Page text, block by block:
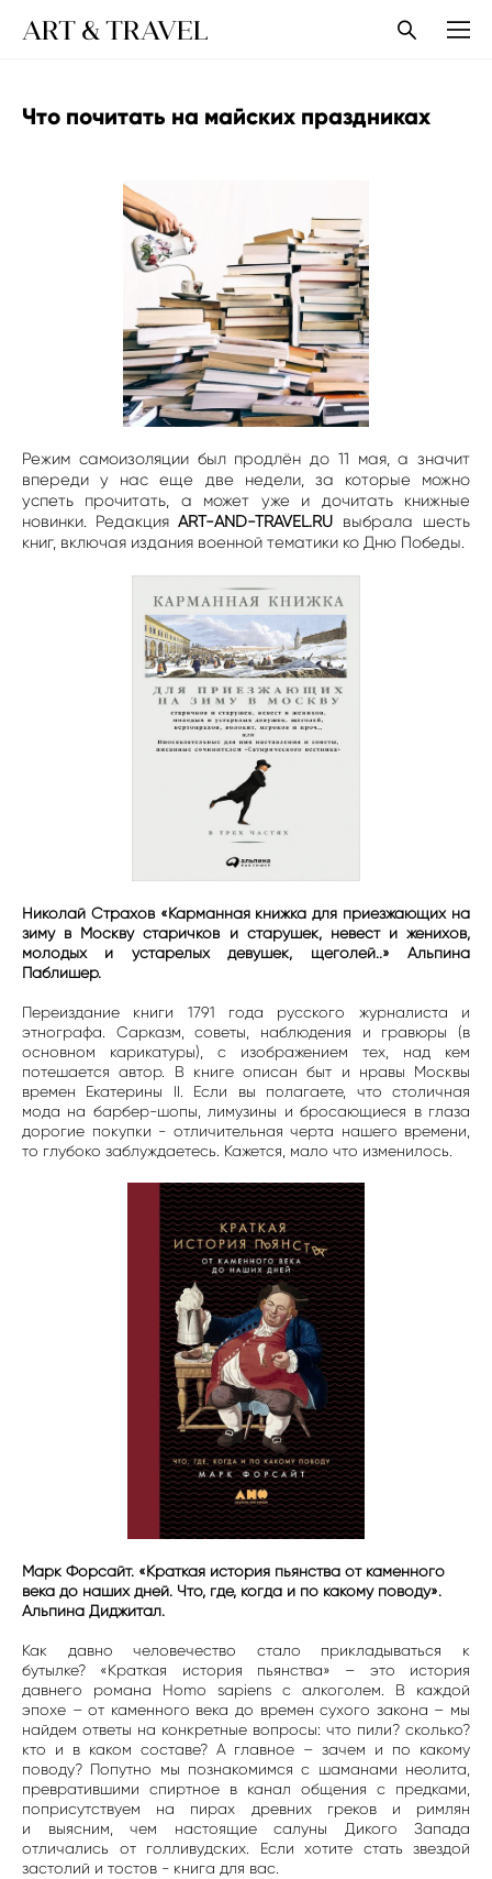
ART & TRAVEL
Что почитать на майских праздниках
Режим самоизоляции был продлён до 11 мая, а значит
впереди у нас еще две недели, за которые можно
успеть прочитать, а может уже и дочитать книжные
новинки. Редакция ART-AND-TRAVEL.RU выбрала шесть
книг, включая издания военной тематики ко Дню Победы.
Николай Страхов «Карманная книжка для приезжающих на
зиму в Москву старичков и старушек, невест и женихов,
молодых и устарелых девушек, щеголей..» Альпина
Паблишер.
Переиздание книги 1791 года русского журналиста и
этнографа. Сарказм, советы, наблюдения и гравюры (в
основном карикатуры), с изображением тех, над кем
потешается автор. В книге описан быт и нравы Москвы
времен Екатерины II. Если вы полагаете, что столичная
мода на барбер-шопы, лимузины и бросающиеся в глаза
дорогие покупки - отличительная черта нашего времени,
то глубоко заблуждаетесь. Кажется, мало что изменилось.⠀
Марк Форсайт. «Краткая история пьянства от каменного
века до наших дней. Что, где, когда и по какому поводу».⠀
Альпина Диджитал.
Как давно человечество стало прикладываться к
бутылке? «Краткая история пьянства» – это история
давнего романа Homo sapiens с алкоголем. В каждой
эпохе – от каменного века до времен сухого закона – мы
найдем ответы на конкретные вопросы: что пили? сколько?
кто и в каком составе? А главное – зачем и по какому
поводу? Попутно мы познакомимся с шаманами неолита,
превратившими спиртное в канал общения с предками,
поприсутствуем на пирах древних греков и римлян
и выясним, чем настоящие салуны Дикого Запада
отличались от голливудских. Если хотите стать звездой
застолий и тостов - книга для вас.